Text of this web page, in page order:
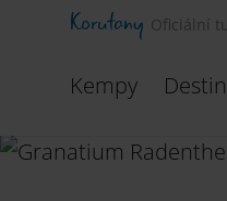
Korutany Oficiální
Kempy